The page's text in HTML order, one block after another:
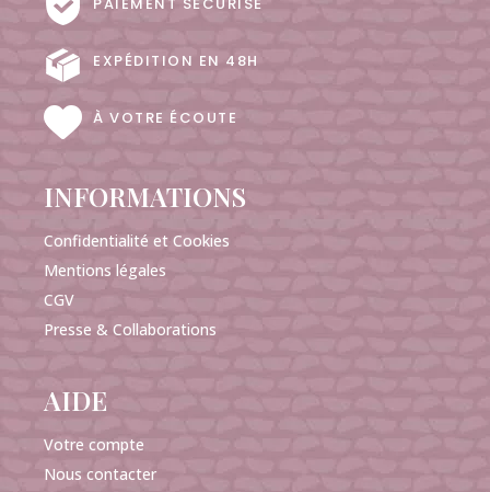
EXPÉDITION EN 48H
À VOTRE ÉCOUTE
INFORMATIONS
Confidentialité et Cookies
Mentions légales
CGV
Presse & Collaborations
AIDE
Votre compte
Nous contacter